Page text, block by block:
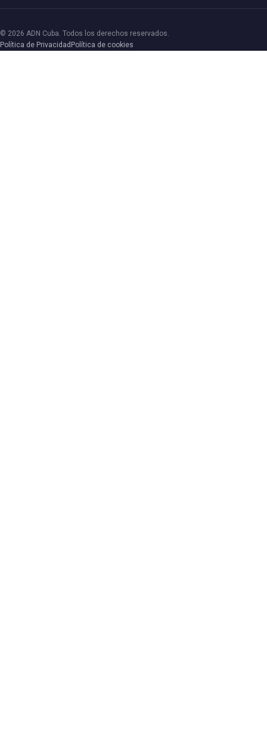
© 2026 ADN Cuba. Todos los derechos reservados.
Política de Privacidad Política de cookies